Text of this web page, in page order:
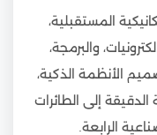
المستقبلية،
والبرمجة،
الأنظمة الذكية،
الدقيقة إلى الطائرات
الرابعة.